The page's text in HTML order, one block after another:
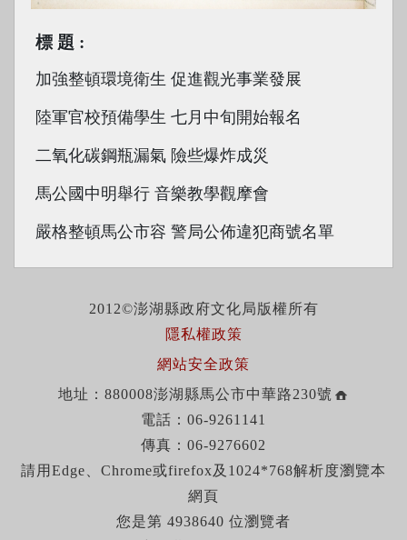
標題
加強整頓環境衛生 促進觀光事業發展
陸軍官校預備學生 七月中旬開始報名
二氧化碳鋼瓶漏氣 險些爆炸成災
馬公國中明舉行 音樂教學觀摩會
嚴格整頓馬公市容 警局公佈違犯商號名單
2012©澎湖縣政府文化局版權所有
隱私權政策
網站安全政策
地址：880008澎湖縣馬公市中華路230號
電話：06-9261141
傳真：06-9276602
請用Edge、Chrome或firefox及1024*768解析度瀏覽本
網頁
您是第 4938640 位瀏覽者